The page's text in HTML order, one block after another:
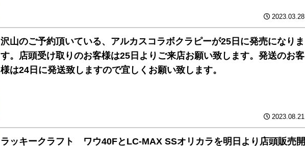
2023.03.28
沢山のご予約頂いている、アルカスコラボクラピーが25日に発売になりま
す。店頭受け取りのお客様は25日よりご来店お願い致します。発送のお客
様は24日に発送致しますので宜しくお願い致します。
2023.08.21
ラッキークラフト ワウ40FとLC-MAX SSオリカラを明日より店頭販売開